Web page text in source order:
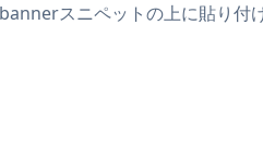
スニペットの上に貼り付